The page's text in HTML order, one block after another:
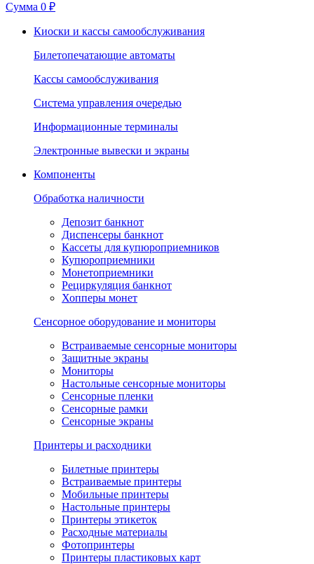
Сумма 0 ₽
Киоски и кассы самообслуживания
Билетопечатающие автоматы
Кассы самообслуживания
Система управления очередью
Информационные терминалы
Электронные вывески и экраны
Компоненты
Обработка наличности
Депозит банкнот
Диспенсеры банкнот
Кассеты для купюроприемников
Купюроприемники
Монетоприемники
Рециркуляция банкнот
Хопперы монет
Сенсорное оборудование и мониторы
Встраиваемые сенсорные мониторы
Защитные экраны
Мониторы
Настольные сенсорные мониторы
Сенсорные пленки
Сенсорные рамки
Сенсорные экраны
Принтеры и расходники
Билетные принтеры
Встраиваемые принтеры
Мобильные принтеры
Настольные принтеры
Принтеры этикеток
Расходные материалы
Фотопринтеры
Принтеры пластиковых карт